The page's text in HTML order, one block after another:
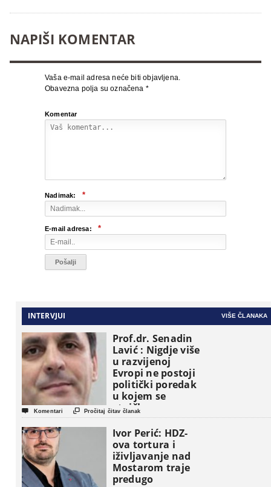
NAPIŠI KOMENTAR
Vaša e-mail adresa neće biti objavljena.
Obavezna polja su označena *
Komentar
Nadimak: *
E-mail adresa: *
INTERVJUI VIŠE ČLANAKA
Prof.dr. Senadin
Lavić : Nigdje više
u razvijenoj
Evropi ne postoji
politički poredak
u kojem se
etničke grupe
pojavljuju kao
osnovne
političke jedinice
 Komentari  Pročitaj čitav članak
Ivor Perić: HDZ-
ova tortura i
iživljavanje nad
Mostarom traje
predugo